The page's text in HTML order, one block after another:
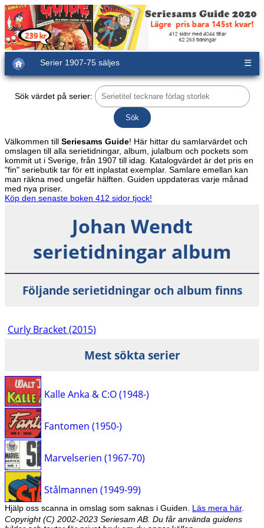
Serier 1907-75 säljes ☰
Sök värdet på serier:
Välkommen till Seriesams Guide! Här hittar du samlarvärdet och
omslagen till alla serietidningar, album, julalbum och pockets som
kommit ut i Sverige, från 1907 till idag. Katalogvärdet är det pris en
"fin" seriebutik tar för ett inplastat exemplar. Samlare emellan kan
man räkna med ungefär hälften. Guiden uppdateras varje månad
med nya priser.
Köp den senaste boken 412 sidor tjock!
Johan Wendt
serietidningar album
Följande serietidningar och album finns
Curly Bracket (2015)
Mest sökta serier
Kalle Anka & C:O (1948-)
Fantomen (1950-)
Marvelserien (1967-70)
Stålmannen (1949-99)
Hjälp oss scanna in omslag som saknas i Guiden. Läs mera här.
Copyright (C) 2002-2023 Seriesam AB. Du får använda guidens